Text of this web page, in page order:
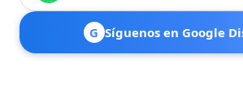
G Síguenos en Google